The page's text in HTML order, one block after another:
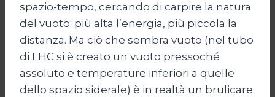
spazio-tempo, cercando di carpire la natura
del vuoto: più alta l’energia, più piccola la
distanza. Ma ciò che sembra vuoto (nel tubo
di LHC si è creato un vuoto pressoché
assoluto e temperature inferiori a quelle
dello spazio siderale) è in realtà un brulicare